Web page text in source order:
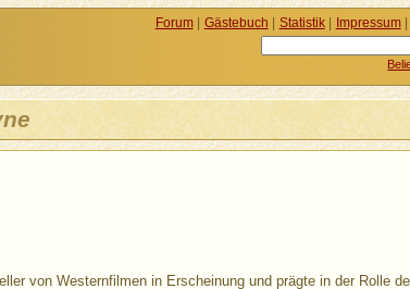
von Westernfilmen in Erscheinung und prägte in der Rolle
Forum| Gästebuch | Statistik| Impressum|